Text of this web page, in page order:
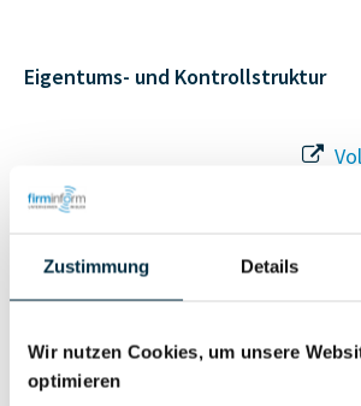
Zustimmung Details
Wir nutzen Cookies, um unsere
optimieren
Eigentums- und Kontrollstruktur
Gesellschafterstruktur